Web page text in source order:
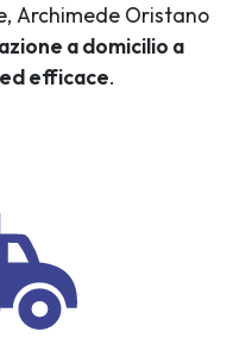
Archimede Oristano
a domicilio a
efficace.